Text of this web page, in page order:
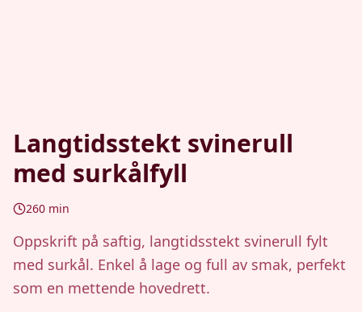
Langtidsstekt svinerull
med surkålfyll
260 min
Oppskrift på saftig, langtidsstekt svinerull fylt
med surkål. Enkel å lage og full av smak, perfekt
som en mettende hovedrett.